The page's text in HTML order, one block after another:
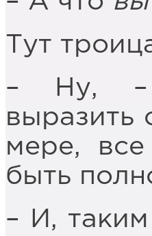
Тут
– Ну, –
выразить
мере,
быть
– И,